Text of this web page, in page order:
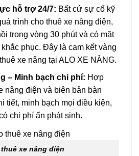
hỗ trợ 24/7: Bất cứ sự cố kỹ
trình cho thuê xe nâng điện,
trong vòng 30 phút và có mặt
phục. Đây là cam kết vàng
xe nâng tại ALO XE NÂNG.
– Minh bạch chi phí: Hợp
nâng điện và biên bản bàn
tiết, minh bạch mọi điều kiện,
chi phí ẩn phát sinh.
xe nâng điện